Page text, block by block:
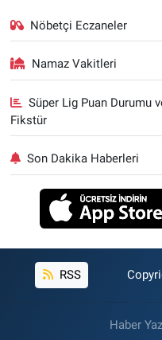
Nöbetçi Eczaneler
Namaz Vakitleri
Süper Lig Puan Durumu
Fikstür
Son Dakika Haberleri
RSS
Haber